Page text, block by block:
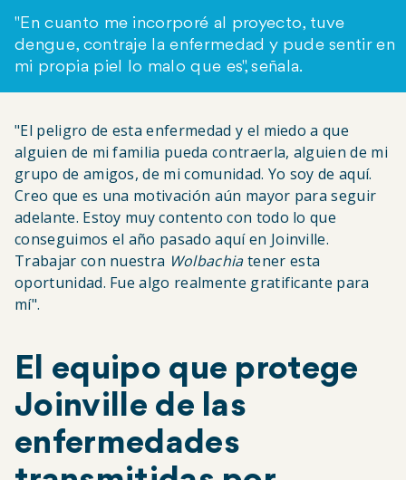
"En cuanto me incorporé al proyecto, tuve
dengue, contraje la enfermedad y pude sentir en
mi propia piel lo malo que es", señala.
"El peligro de esta enfermedad y el miedo a que
alguien de mi familia pueda contraerla, alguien de mi
grupo de amigos, de mi comunidad. Yo soy de aquí.
Creo que es una motivación aún mayor para seguir
adelante. Estoy muy contento con todo lo que
conseguimos el año pasado aquí en Joinville.
Trabajar con nuestra Wolbachiatener esta
oportunidad. Fue algo realmente gratificante para
mí".
El equipo que protege
Joinville de las
enfermedades